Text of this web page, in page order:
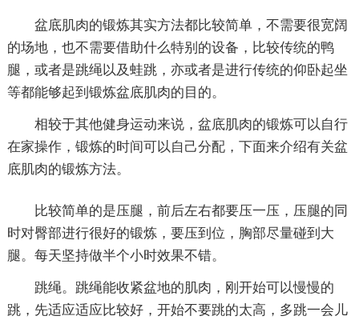
盆底肌肉的锻炼其实方法都比较简单，不需要很宽阔
的场地，也不需要借助什么特别的设备，比较传统的鸭
腿，或者是跳绳以及蛙跳，亦或者是进行传统的仰卧起坐
等都能够起到锻炼盆底肌肉的目的。
相较于其他健身运动来说，盆底肌肉的锻炼可以自行
在家操作，锻炼的时间可以自己分配，下面来介绍有关盆
底肌肉的锻炼方法。
比较简单的是压腿，前后左右都要压一压，压腿的同
时对臀部进行很好的锻炼，要压到位，胸部尽量碰到大
腿。每天坚持做半个小时效果不错。
跳绳。跳绳能收紧盆地的肌肉，刚开始可以慢慢的
跳，先适应适应比较好，开始不要跳的太高，多跳一会儿